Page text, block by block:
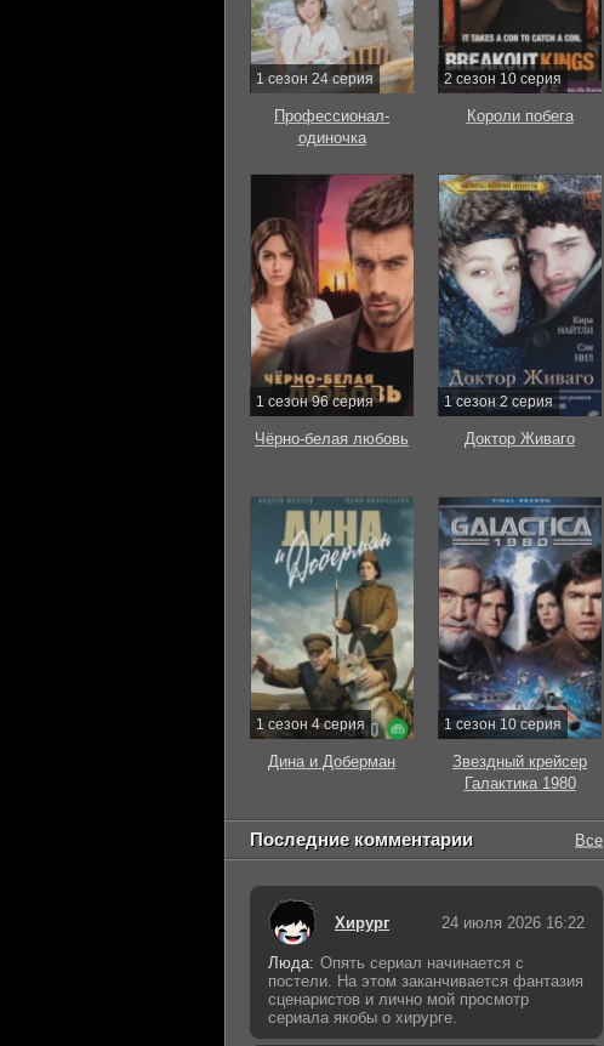
1 сезон 24 серия
Профессионал-
одиночка
2 сезон 10 серия
Короли побега
1 сезон 96 серия
Чёрно-белая любовь
1 сезон 2 серия
Доктор Живаго
1 сезон 4 серия
Дина и Доберман
1 сезон 10 серия
Звездный крейсер
Галактика 1980
Последние комментарии Все
Хирург 24 июля 2026 16:22
Люда: Опять сериал начинается с
постели. На этом заканчивается фантазия
сценаристов и лично мой просмотр
сериала якобы о хирурге.